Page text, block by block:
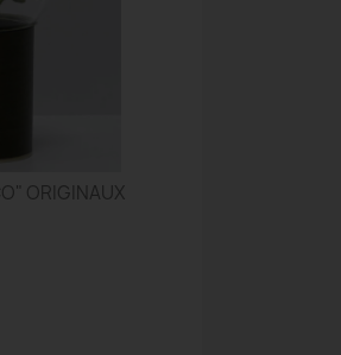
ORIGINAUX